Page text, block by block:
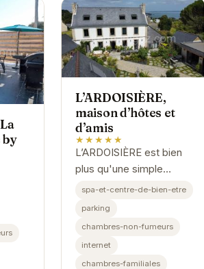
by
L’ARDOISIÈRE,
maison d’hôtes et
d’amis
★★★★★
L’ARDOISIÈRE est bien
plus qu'une simple
maison d'hôtes ; c'est
emplacement
spa-et-centre-de-bien-etre
parking
chambres-non-fumeurs
internet
chambres-familiales